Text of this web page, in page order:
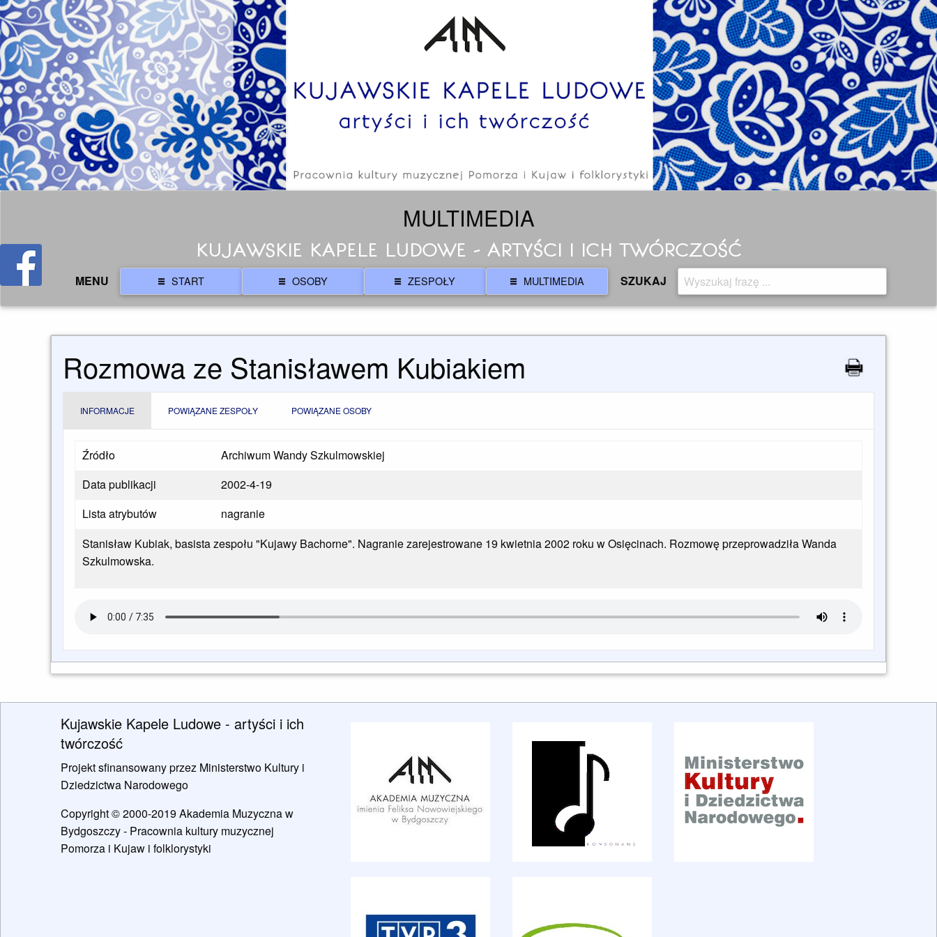
MULTIMEDIA
KUJAWSKIE KAPELE LUDOWE - ARTYŚCI I ICH TWÓRCZOŚĆ
MENU START OSOBY ZESPOŁY MULTIMEDIA SZUKAJ
Rozmowa ze Stanisławem Kubiakiem
INFORMACJE POWIĄZANE ZESPOŁY POWIĄZANE OSOBY
Źródło
Archiwum Wandy Szkulmowskiej
Data publikacji
2002-4-19
Lista atrybutów
nagranie
Stanisław Kubiak, basista zespołu "Kujawy Bachorne". Nagranie zarejestrowane 19 kwietnia 2002 roku w Osięcinach. Rozmowę przeprowadziła Wanda
Szkulmowska.
Kujawskie Kapele Ludowe - artyści i ich
twórczość
Projekt sfinansowany przez Ministerstwo Kultury i
Dziedzictwa Narodowego
Copyright © 2000-2019 Akademia Muzyczna w
Bydgoszczy - Pracownia kultury muzycznej
Pomorza i Kujaw i folklorystyki